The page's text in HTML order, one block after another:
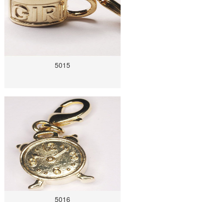
5015
5016